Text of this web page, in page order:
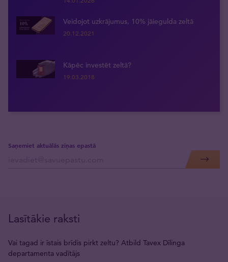
Veidojot uzkrājumus, 10% jāiegulda zeltā
20.12.2021
Kāpēc investēt zeltā?
19.03.2018
Saņemiet aktuālās ziņas epastā
Lasītākie raksti
Vai tagad ir īstais brīdis pirkt zeltu? Atbild Tavex Dīlinga
departamenta vadītājs